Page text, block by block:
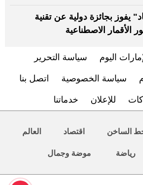
يفوز بجائزة دولية عن تقنية
الأقمار الاصطناعية
اليوم سياسة التحرير
سياسة الخصوصية اتصل بنا
للإعلان خدماتنا
الساخن اقتصاد العالم
رياضة موضة وجمال